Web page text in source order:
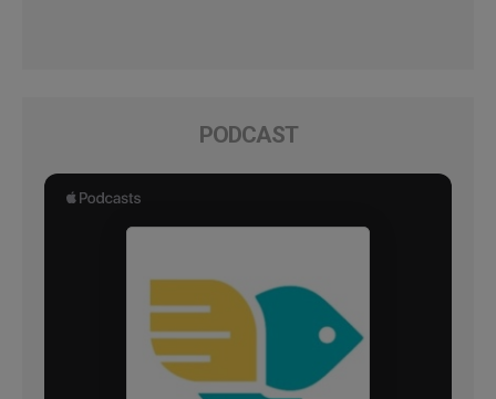
PODCAST